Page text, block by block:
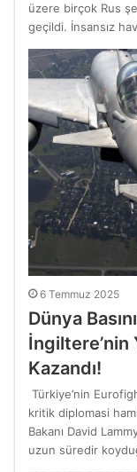
üzere birçok Rus
geçildi. İnsansız
6 Temmuz 2025
Dünya
İngiltere’nin
Kazandı!
Türkiye’nin
kritik diplomasi
Bakanı David
uzun süredir